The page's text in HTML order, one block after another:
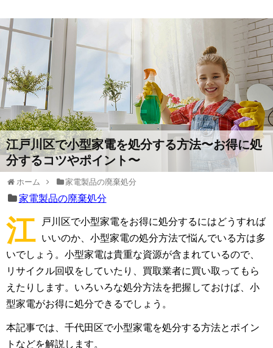
江戸川区で小型家電を処分する方法〜お得に処
分するコツやポイント〜
ホーム 家電製品の廃棄処分
家電製品の廃棄処分
江
戸川区で小型家電をお得に処分するにはどうすれば
いいのか、小型家電の処分方法で悩んでいる方は多
いでしょう。小型家電は貴重な資源が含まれているので、
リサイクル回収をしていたり、買取業者に買い取ってもら
えたりします。いろいろな処分方法を把握しておけば、小
型家電がお得に処分できるでしょう。
本記事では、千代田区で小型家電を処分する方法とポイン
トなどを解説します。